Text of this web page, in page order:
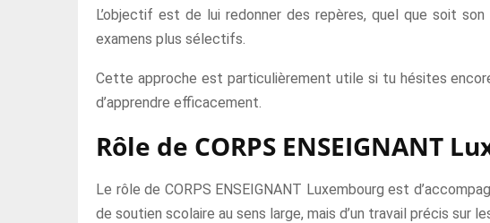
L’objectif est de lui redonner des repères, quel que soit
examens plus sélectifs.
Cette approche est particulièrement utile si tu hésites
d’apprendre efficacement.
Rôle de CORPS ENSEIGNANT
Le rôle de CORPS ENSEIGNANT Luxembourg est
de soutien scolaire au sens large, mais d’un travail précis